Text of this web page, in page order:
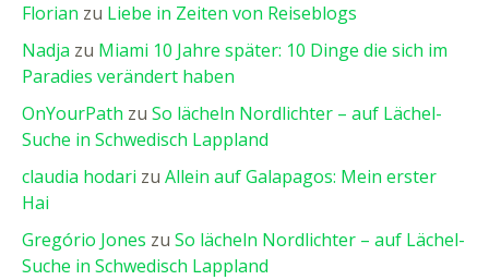
Florian zu Liebe in Zeiten von Reiseblogs
Nadja zu Miami 10 Jahre später: 10 Dinge die sich im
Paradies verändert haben
OnYourPath zu So lächeln Nordlichter – auf Lächel-
Suche in Schwedisch Lappland
claudia hodari zu Allein auf Galapagos: Mein erster
Hai
Gregório Jones zu So lächeln Nordlichter – auf Lächel-
Suche in Schwedisch Lappland